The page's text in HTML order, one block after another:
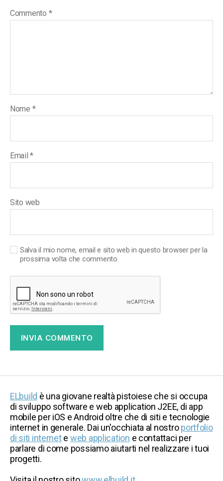
Commento *
Nome *
Email*
Sito web
Salva il mio nome, email e sito web in questo browser per la
prossima volta che commento.
ELbuild è una giovane realtà pistoiese che si occupa
di sviluppo software e web application J2EE, di app
mobile per iOS e Android oltre che di siti e tecnologie
internet in generale. Dai un'occhiata al nostroportfolio
di siti internete web application e contattaci per
parlare di come possiamo aiutarti nel realizzare i tuoi
progetti.